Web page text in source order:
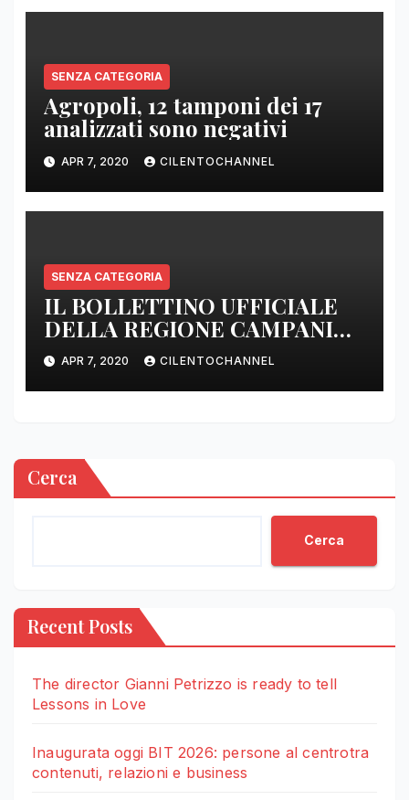
SENZA CATEGORIA
Agropoli, 12 tamponi dei 17
analizzati sono negativi
APR 7, 2020 CILENTOCHANNEL
SENZA CATEGORIA
IL BOLLETTINO UFFICIALE
DELLA REGIONE CAMPANIA
DELLE ORE 22.00
APR 7, 2020 CILENTOCHANNEL
Cerca
Cerca
Recent Posts
The director Gianni Petrizzo is ready to tell
Lessons in Love
Inaugurata oggi BIT 2026: persone al centrotra
contenuti, relazioni e business